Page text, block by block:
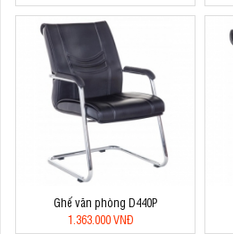
Ghế văn phòng D440P
1.363.000 VNĐ